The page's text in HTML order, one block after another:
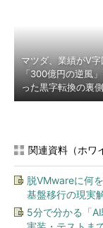
マツダ、業績がV
「300億円の逆風
った黒字転換の裏側
関連資料（ホワ
脱VMwareに何
基盤移行の現実
5分で分かる「